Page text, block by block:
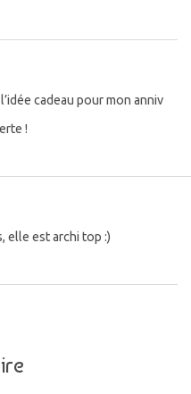
cadeau pour mon anniv
!
elle est archi top :)